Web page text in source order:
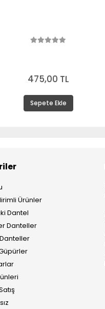
475,00 TL
Sepete Ekle
Ürünler
Dantel
Danteller